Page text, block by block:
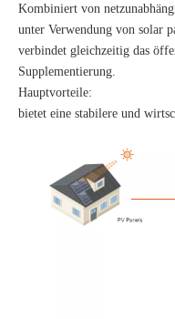
Kombiniert von
unter Verwendung von solar
verbindet gleichzeitig das
Supplementierung.
Hauptvorteile:
bietet eine stabilere und